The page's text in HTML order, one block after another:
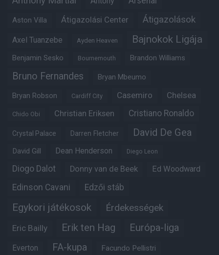
Aston Villa Átigazolási Center Átigazolások
Axel Tuanzebe Ayden Heaven Bajnokok Ligája
Benjamin Sesko Bournemouth Brandon Williams
Bruno Fernandes Bryan Mbeumo
Bryan Robson Cardiff City Casemiro Chelsea
Chido Obi Christian Eriksen Cristiano Ronaldo
Crystal Palace Darren Fletcher David De Gea
David Gill Dean Henderson Diego Leon
Diogo Dalot Donny van de Beek Ed Woodward
Edinson Cavani Edzői stáb
Egykori játékosok Érdekességek
Eric Bailly Erik ten Hag Európa-liga
Everton FA-kupa Facundo Pellistri